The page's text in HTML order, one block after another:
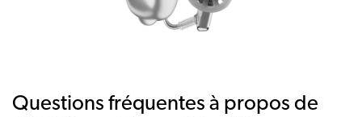
Questions fréquentes à propos de